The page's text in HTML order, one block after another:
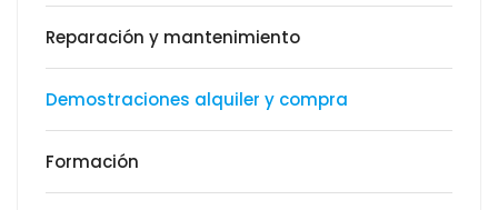
Reparación y mantenimiento
Demostraciones alquiler y compra
Formación